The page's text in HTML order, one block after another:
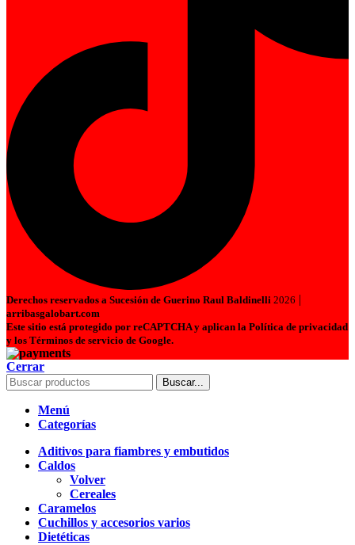
Derechos reservados a Sucesión de Guerino Raul Baldinelli 2026 |
arribasgalobart.com
Este sitio está protegido por reCAPTCHA y aplican la Política de privacidad
y los Términos de servicio de Google.
Cerrar
Buscar...
Menú
Categorías
Aditivos para fiambres y embutidos
Caldos
Volver
Cereales
Caramelos
Cuchillos y accesorios varios
Dietéticas